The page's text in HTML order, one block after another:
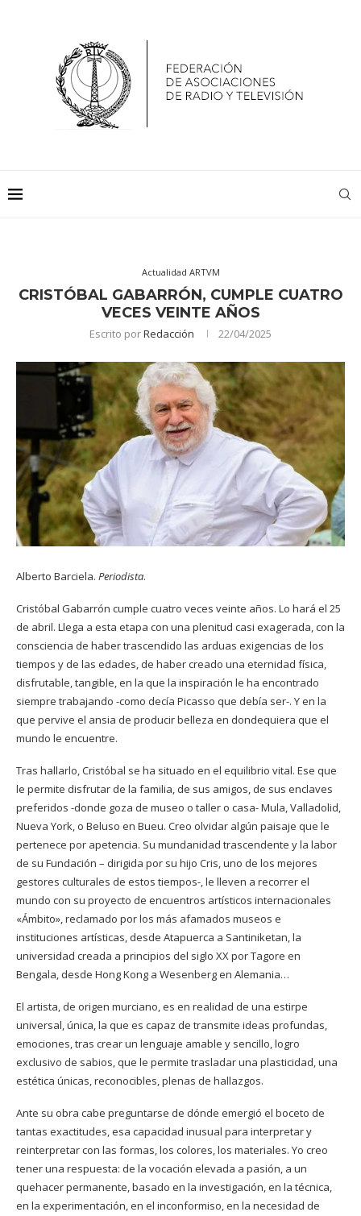
Actualidad ARTVM
CRISTÓBAL GABARRÓN, CUMPLE CUATRO
VECES VEINTE AÑOS
Escrito porRedacción 22/04/2025
Alberto Barciela. Periodista.
Cristóbal Gabarrón cumple cuatro veces veinte años. Lo hará el 25
de abril. Llega a esta etapa con una plenitud casi exagerada, con la
consciencia de haber trascendido las arduas exigencias de los
tiempos y de las edades, de haber creado una eternidad física,
disfrutable, tangible, en la que la inspiración le ha encontrado
siempre trabajando -como decía Picasso que debía ser-. Y en la
que pervive el ansia de producir belleza en dondequiera que el
mundo le encuentre.
Tras hallarlo, Cristóbal se ha situado en el equilibrio vital. Ese que
le permite disfrutar de la familia, de sus amigos, de sus enclaves
preferidos -donde goza de museo o taller o casa- Mula, Valladolid,
Nueva York, o Beluso en Bueu. Creo olvidar algún paisaje que le
pertenece por apetencia. Su mundanidad trascendente y la labor
de su Fundación – dirigida por su hijo Cris, uno de los mejores
gestores culturales de estos tiempos-, le lleven a recorrer el
mundo con su proyecto de encuentros artísticos internacionales
«Ámbito», reclamado por los más afamados museos e
instituciones artísticas, desde Atapuerca a Santiniketan, la
universidad creada a principios del siglo XX por Tagore en
Bengala, desde Hong Kong a Wesenberg en Alemania…
El artista, de origen murciano, es en realidad de una estirpe
universal, única, la que es capaz de transmite ideas profundas,
emociones, tras crear un lenguaje amable y sencillo, logro
exclusivo de sabios, que le permite trasladar una plasticidad, una
estética únicas, reconocibles, plenas de hallazgos.
Ante su obra cabe preguntarse de dónde emergió el boceto de
tantas exactitudes, esa capacidad inusual para interpretar y
reinterpretar con las formas, los colores, los materiales. Yo creo
tener una respuesta: de la vocación elevada a pasión, a un
quehacer permanente, basado en la investigación, en la técnica,
en la experimentación, en el inconformiso, en la necesidad de